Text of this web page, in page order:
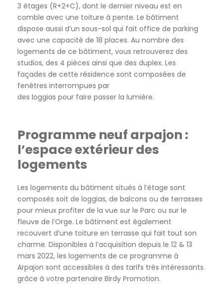
3 étages (R+2+C), dont le dernier niveau est en
comble avec une toiture à pente. Le bâtiment
dispose aussi d’un sous-sol qui fait office de parking
avec une capacité de 18 places. Au nombre des
logements de ce bâtiment, vous retrouverez des
studios, des 4 pièces ainsi que des duplex. Les
façades de cette résidence sont composées de
fenêtres interrompues par
des loggias pour faire passer la lumière.
Programme neuf arpajon :
l’espace extérieur des
logements
Les logements du bâtiment situés à l’étage sont
composés soit de loggias, de balcons ou de terrasses
pour mieux profiter de la vue sur le Parc ou sur le
fleuve de l’Orge. Le bâtiment est également
recouvert d’une toiture en terrasse qui fait tout son
charme. Disponibles à l’acquisition depuis le 12 & 13
mars 2022, les logements de ce programme à
Arpajon sont accessibles à des tarifs très intéressants
grâce à votre partenaire Birdy Promotion.